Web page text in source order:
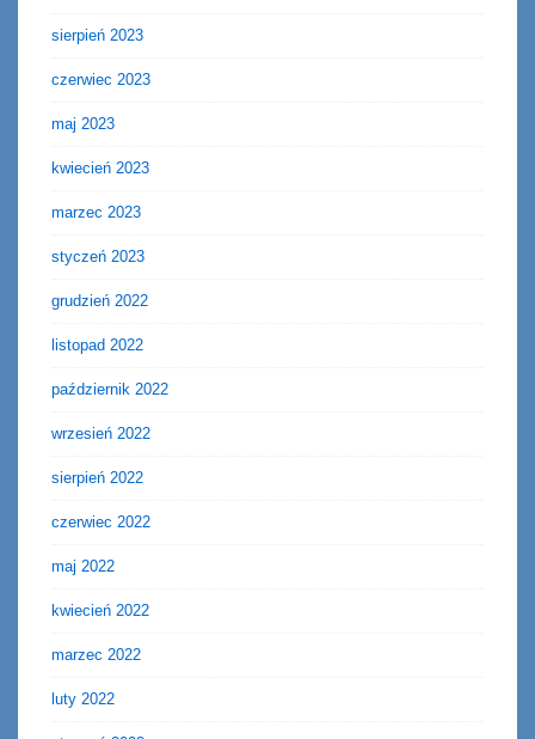
sierpień 2023
czerwiec 2023
maj 2023
kwiecień 2023
marzec 2023
styczeń 2023
grudzień 2022
listopad 2022
październik 2022
wrzesień 2022
sierpień 2022
czerwiec 2022
maj 2022
kwiecień 2022
marzec 2022
luty 2022